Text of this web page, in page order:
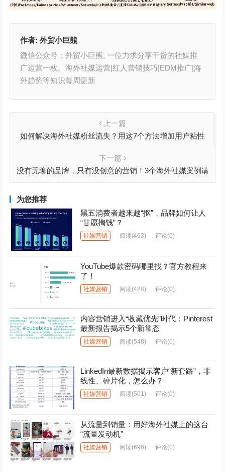
作者:外贸小巨熊
微信公众号：外贸小巨熊, 一位力求分享干货的社媒推
广运营一枚。海外社媒运营|红人营销技巧|EDM推广|海
外趋势等知识每周更新
上一篇
如何解决海外社媒粉丝流失？用这7个方法增加用户粘性
下一篇
没有无聊的品牌，只有没创意的营销！3个海外社媒案例请
为您推荐
黑五消费者越来越“抠”，品牌如何让人
“甘愿掏钱”？
社媒营销 阅读(463) 评论(0)
YouTube爆款密码哪里找？官方教程来
了！
社媒营销 阅读(428) 评论(0)
内容营销进入“收藏优先”时代：Pinterest
最新报告揭示5个新常态
社媒营销 阅读(548) 评论(0)
LinkedIn最新数据揭示客户“新套路”，非
线性、碎片化，怎么办？
社媒营销 阅读(501) 评论(0)
从流量到销量：用好海外社媒上的这台
“流量发动机”
社媒营销 阅读(696) 评论(0)